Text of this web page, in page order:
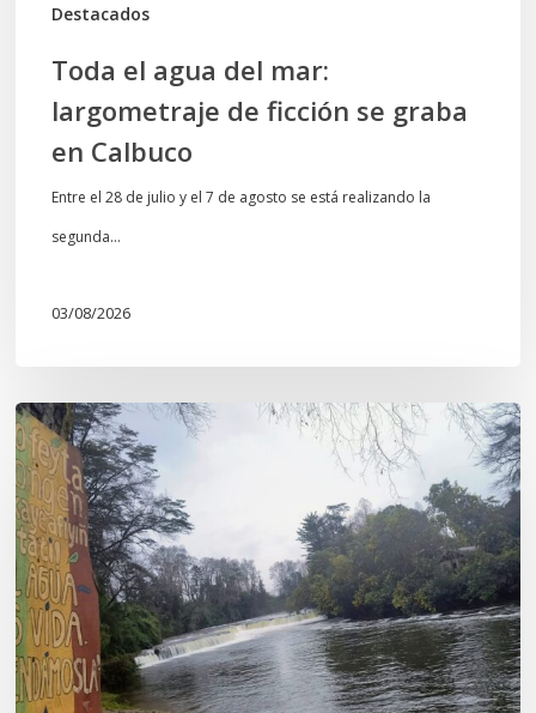
Destacados
Toda el agua del mar:
largometraje de ficción se graba
en Calbuco
Entre el 28 de julio y el 7 de agosto se está realizando la
segunda…
03/08/2026
En
defensa
del
Salto
Donguil
y
el
territorio